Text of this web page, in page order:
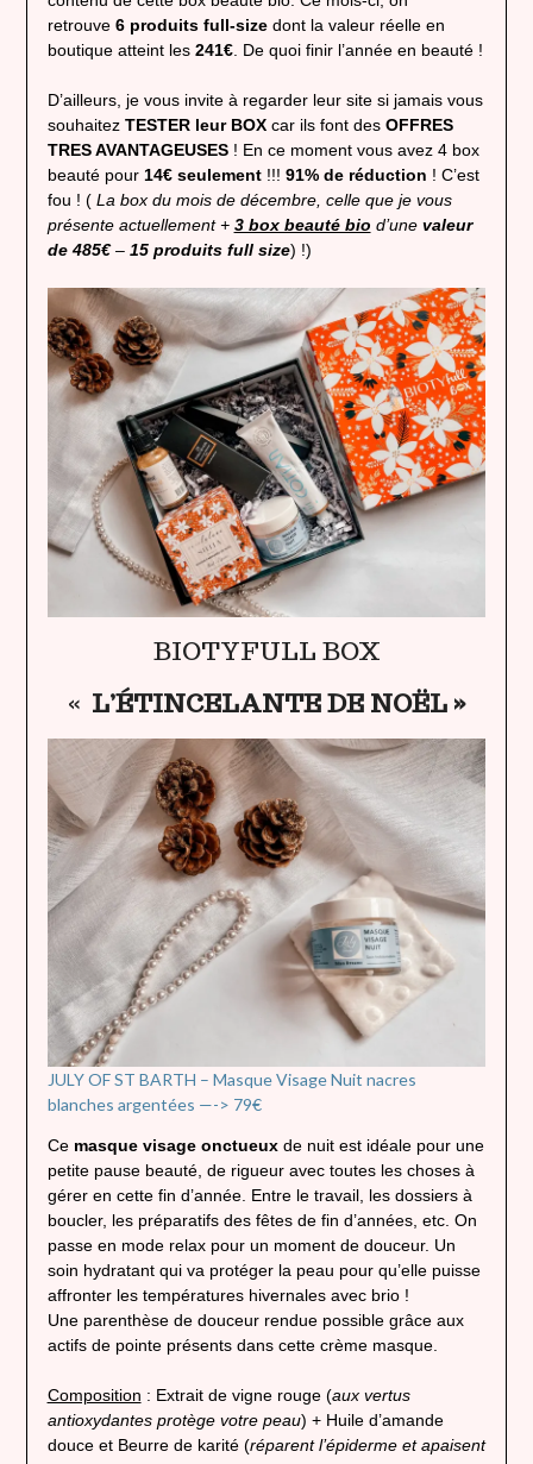
retrouve 6 produits full-sizedont la valeur réelle en
boutique atteint les 241€. De quoi finir l’année en beauté !
D’ailleurs, je vous invite à regarder leur site si jamais vous
souhaitez TESTER leur BOXcar ils font des OFFRES
TRES AVANTAGEUSES! En ce moment vous avez 4 box
beauté pour 14€ seulement!!! 91% de réduction ! C’est
fou ! (La box du mois de décembre, celle que je vous
présente actuellement + 3 box beauté bio d’une valeur
de 485€– 15 produits full size) !)
BIOTYFULL BOX
« L’ÉTINCELANTE DE NOËL »
JULY OF ST BARTH – Masque Visage Nuit nacres
blanches argentées —-> 79€
Ce masque visage onctueuxde nuit est idéale pour une
petite pause beauté, de rigueur avec toutes les choses à
gérer en cette fin d’année. Entre le travail, les dossiers à
boucler, les préparatifs des fêtes de fin d’années, etc. On
passe en mode relax pour un moment de douceur. Un
soin hydratant qui va protéger la peau pour qu’elle puisse
affronter les températures hivernales avec brio !
Une parenthèse de douceur rendue possible grâce aux
actifs de pointe présents dans cette crème masque.
Composition : Extrait de vigne rouge (aux vertus
antioxydantes protège votre peau) + Huile d’amande
douce et Beurre de karité (réparent l’épiderme et apaisent